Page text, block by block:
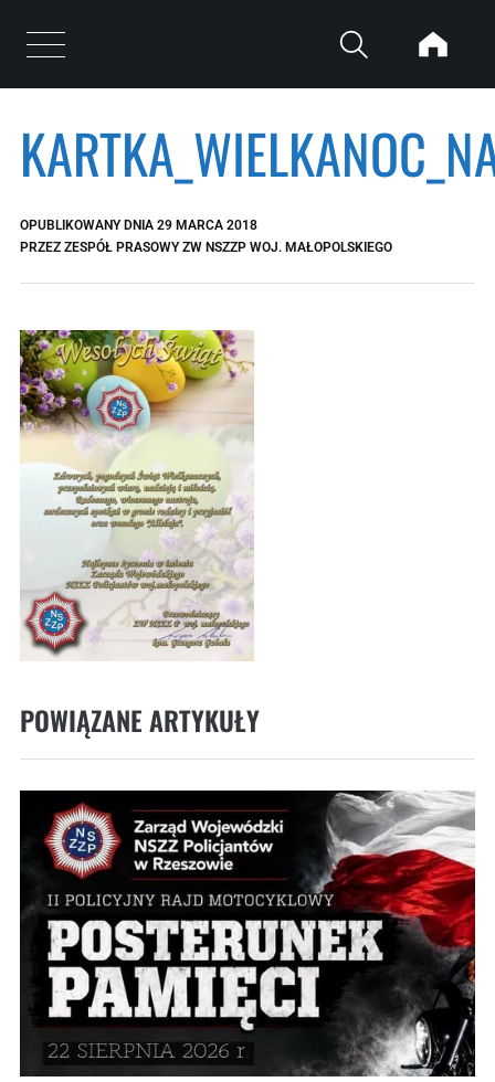
Otwórz menu
OPUBLIKOWANY DNIA 29 MARCA 2018
PRZEZ ZESPÓŁ PRASOWY ZW NSZZP WOJ. MAŁOPOLSKIEGO
POWIĄZANE ARTYKUŁY